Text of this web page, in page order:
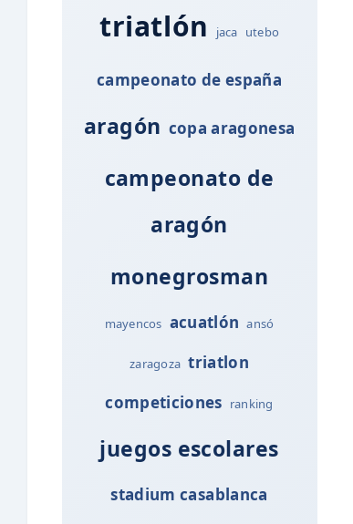
triatlón jaca utebo
campeonato de españa
aragón copa aragonesa
campeonato de
aragón
monegrosman
mayencos acuatlón ansó
zaragoza triatlon
competiciones ranking
juegos escolares
stadium casablanca